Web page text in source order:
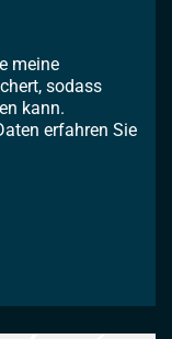
meine
sodass
kann.
erfahren Sie